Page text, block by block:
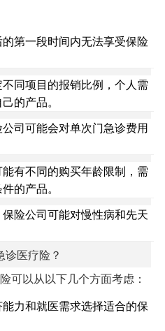
第一段时间内无法享受保险
同项目的报销比例，个人需
的产品。
司可能会对单次门急诊费用
有不同的购买年龄限制，需
的产品。
险公司可能对慢性病和先天
医疗险？
可以从以下几个方面考虑：
力和就医需求选择适合的保